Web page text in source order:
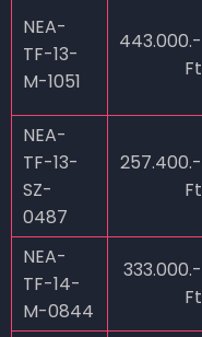
NEA-
TF-13-
M-1051
443.000.-
Ft
NEA-
TF-13-
SZ-
0487
257.400.-
Ft
NEA-
TF-14-
M-0844
333.000.-
Ft